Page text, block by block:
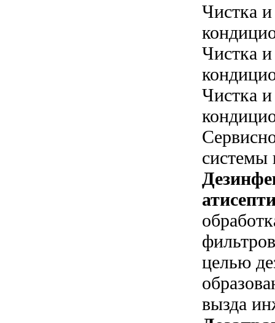
Чистка
Чистка
Чистка
системы
целью
вызда